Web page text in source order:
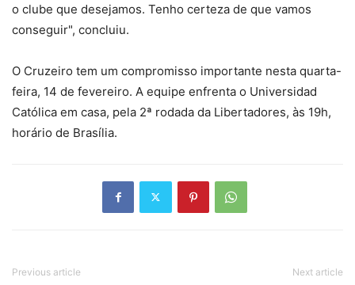
o clube que desejamos. Tenho certeza de que vamos
conseguir", concluiu.
O Cruzeiro tem um compromisso importante nesta quarta-
feira, 14 de fevereiro. A equipe enfrenta o Universidad
Católica em casa, pela 2ª rodada da Libertadores, às 19h,
horário de Brasília.
Previous article Next article